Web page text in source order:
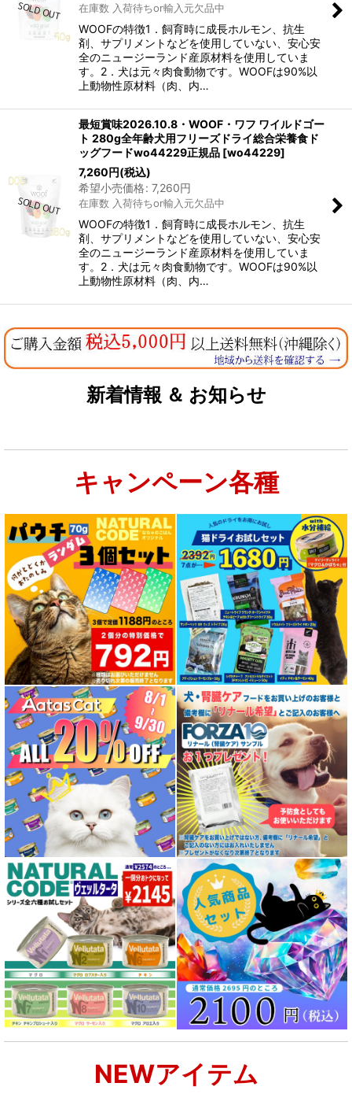
在庫数 入荷待ちor輸入元欠品中
WOOFの特徴1．飼育時に成長ホルモン、抗生
剤、サプリメントなどを使用していない、安心安
全のニュージーランド産原材料を使用していま
す。2．犬は元々肉食動物です。WOOFは90%以
上動物性原材料（肉、内…
最短賞味2026.10.8・WOOF・ワフ ワイルドゴー
ト 280g全年齢犬用フリーズドライ総合栄養食ド
ッグフードwo44229正規品 [wo44229]
7,260円(税込)
希望小売価格: 7,260円
在庫数 入荷待ちor輸入元欠品中
WOOFの特徴1．飼育時に成長ホルモン、抗生
剤、サプリメントなどを使用していない、安心安
全のニュージーランド産原材料を使用していま
す。2．犬は元々肉食動物です。WOOFは90%以
上動物性原材料（肉、内…
新着情報 ＆ お知らせ
キャンペーン各種
NEWアイテム